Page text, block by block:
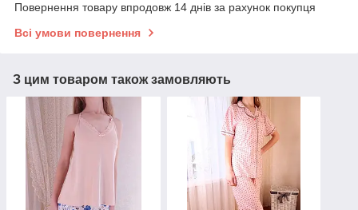
Повернення товару впродовж 14 днів за рахунок покупця
Всі умови повернення
З цим товаром також замовляють